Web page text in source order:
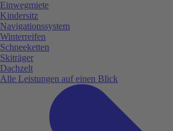
Einwegmiete
Kindersitz
Navigationssystem
Winterreifen
Schneeketten
Skiträger
Dachzelt
Alle Leistungen auf einen Blick